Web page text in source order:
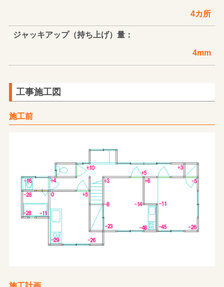
4カ所
ジャッキアップ（持ち上げ）量：
4mm
工事施工図
施工前